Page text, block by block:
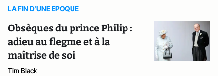
LA FIN D'UNE EPOQUE
Obsèques du prince Philip :
adieu au flegme et à la
maîtrise de soi
Tim Black